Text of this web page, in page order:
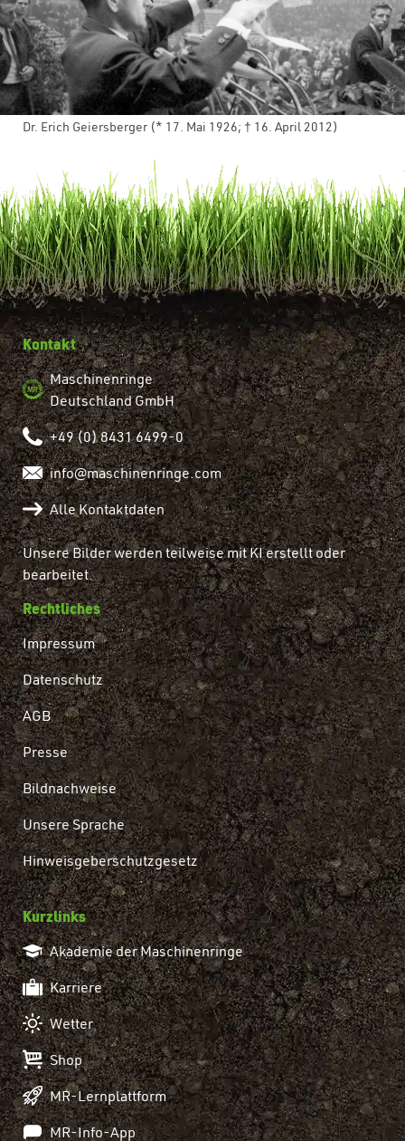
Dr. Erich Geiersberger (* 17. Mai 1926; † 16. April 2012)
Kontakt
Maschinenringe
Deutschland GmbH
+49 (0) 8431 6499-0
info@maschinenringe.com
Alle Kontaktdaten
Unsere Bilder werden teilweise mit KI erstellt oder
bearbeitet.
Rechtliches
Impressum
Datenschutz
AGB
Presse
Bildnachweise
Unsere Sprache
Hinweisgeberschutzgesetz
Kurzlinks
Akademie der Maschinenringe
Karriere
Wetter
Shop
MR-Lernplattform
MR-Info-App